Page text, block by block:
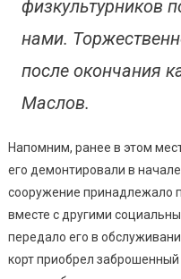
физкультурников
нами.
после окончания
Маслов.
Напомним, ранее в этом
его демонтировали в
сооружение принадлежало
вместе с другими
передало его в
корт приобрел